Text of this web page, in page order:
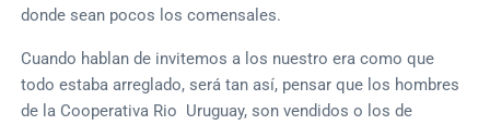
donde sean pocos los comensales.
Cuando hablan de invitemos a los nuestro era como que
todo estaba arreglado, será tan así, pensar que los hombres
de la Cooperativa Rio Uruguay, son vendidos o los de